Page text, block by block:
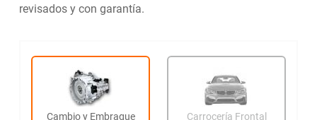
revisados y con garantía.
Cambio y Embrague Carrocería Frontal